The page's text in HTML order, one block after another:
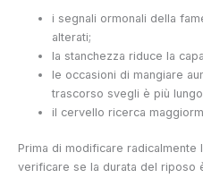
i segnali ormonali della
alterati;
la stanchezza riduce la
le occasioni di mangiare
trascorso svegli è più
il cervello ricerca
Prima di modificare radicalmente
verificare se la durata del riposo